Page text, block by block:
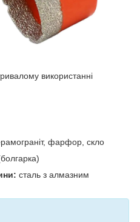
використанні
фарфор, скло
сталь з алмазним